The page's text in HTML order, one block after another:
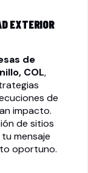
EXTERIOR
de
COL,
de
impacto.
de sitios
mensaje
oportuno.